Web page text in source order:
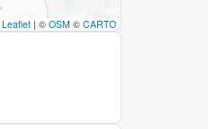
Leaflet | © OSM © CARTO